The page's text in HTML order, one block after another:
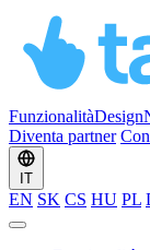
FunzionalitàDesign
Diventa partner
IT
EN SK CS HU PL